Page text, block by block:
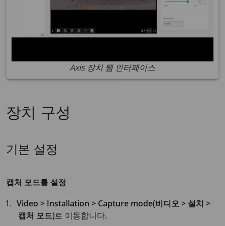
Axis 장치 웹 인터페이스
장치 구성
기본 설정
캡처 모드를 설정
Video > Installation > Capture mode(비디오 > 설치 >
캡처 모드)로 이동합니다.